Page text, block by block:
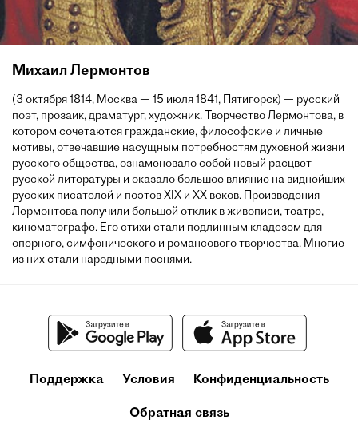
Михаил Лермонтов
(3 октября 1814, Москва — 15 июля 1841, Пятигорск) — русский
поэт, прозаик, драматург, художник. Творчество Лермонтова, в
котором сочетаются гражданские, философские и личные
мотивы, отвечавшие насущным потребностям духовной жизни
русского общества, ознаменовало собой новый расцвет
русской литературы и оказало большое влияние на виднейших
русских писателей и поэтов XIX и XX веков. Произведения
Лермонтова получили большой отклик в живописи, театре,
кинематографе. Его стихи стали подлинным кладезем для
оперного, симфонического и романсового творчества. Многие
из них стали народными песнями.
Поддержка Условия Конфиденциальность
Обратная связь